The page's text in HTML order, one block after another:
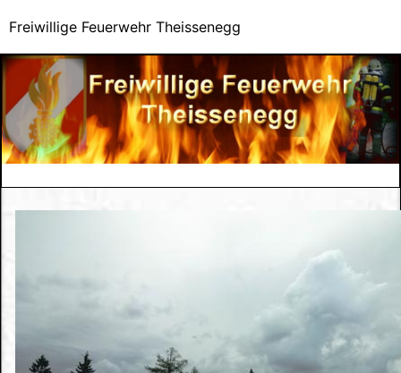
Freiwillige Feuerwehr Theissenegg